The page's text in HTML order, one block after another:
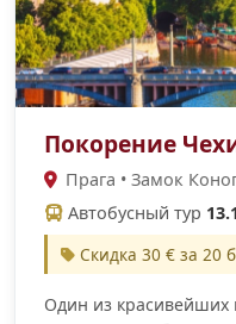
Покорение
Прага • Замок
Автобусный тур
Скидка 30 € за 20
Один из